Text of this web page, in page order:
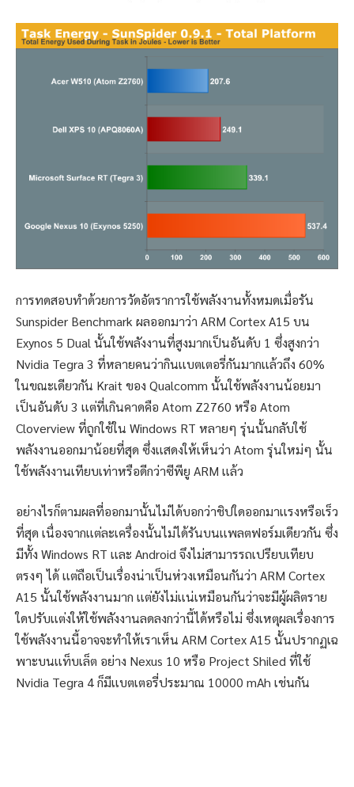
การทดสอบทำด้วยการวัดอัตราการใช้พลังงานทั้งหมดเมื่อรัน
Sunspider Benchmark ผลออกมาว่า ARM Cortex A15 บน
Exynos 5 Dual นั้นใช้พลังงานที่สูงมากเป็นอันดับ 1 ซึ่งสูงกว่า
Nvidia Tegra 3 ที่หลายคนว่ากินเเบตเตอรี่กันมากเเล้วถึง 60%
ในขณะเดียวกัน Krait ของ Qualcomm นั้นใช้พลังงานน้อยมา
เป็นอันดับ 3 เเต่ที่เกินคาดคือ Atom Z2760 หรือ Atom
Cloverview ที่ถูกใช้ใน Windows RT หลายๆ รุ่นนั้นกลับใช้
พลังงานออกมาน้อยที่สุด ซึ่งเเสดงให้เห็นว่า Atom รุ่นใหม่ๆ นั้น
ใช้พลังงานเทียบเท่าหรือดีกว่าซีพียู ARM เเล้ว
อย่างไรก็ตามผลที่ออกมานั้นไม่ได้บอกว่าชิปใดออกมาเเรงหรือเร็ว
ที่สุด เนื่องจากเเต่ละเครื่องนั้นไม่ได้รันบนเเพลตฟอร์มเดียวกัน ซึ่ง
มีทั้ง Windows RT เเละ Android จึงไม่สามารรถเปรียบเทียบ
ตรงๆ ได้ เเต่ถือเป็นเรื่องน่าเป็นห่วงเหมือนกันว่า ARM Cortex
A15 นั้นใช้พลังงานมาก เเต่ยังไม่เเน่เหมือนกันว่าจะมีผู้ผลิตราย
ใดปรับเเต่งให้ใช้พลังงานลดลงกว่านี้ได้หรือไม่ ซึ่งเหตุผลเรื่องการ
ใช้พลังงานนี้อาจจะทำให้เราเห็น ARM Cortex A15 นั้นปรากฏเฉ
พาะบนเเท็บเล็ต อย่าง Nexus 10 หรือ Project Shiled ที่ใช้
Nvidia Tegra 4 ก็มีเเบตเตอรี่ประมาณ 10000 mAh เช่นกัน